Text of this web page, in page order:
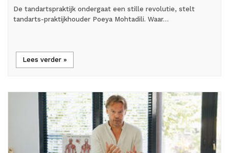
De tandartspraktijk ondergaat een stille revolutie, stelt
tandarts-praktijkhouder Poeya Mohtadili. Waar…
Lees verder »